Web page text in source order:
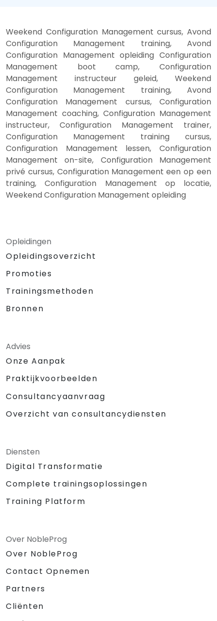
Weekend Configuration Management cursus, Avond
Configuration Management training, Avond
Configuration Management opleiding Configuration
Management boot camp, Configuration
Management instructeur geleid, Weekend
Configuration Management training, Avond
Configuration Management cursus, Configuration
Management coaching, Configuration Management
instructeur, Configuration Management trainer,
Configuration Management training cursus,
Configuration Management lessen, Configuration
Management on-site, Configuration Management
privé cursus, Configuration Management een op een
training, Configuration Management op locatie,
Weekend Configuration Management opleiding
Opleidingen
Opleidingsoverzicht
Promoties
Trainingsmethoden
Bronnen
Advies
Onze Aanpak
Praktijkvoorbeelden
Consultancyaanvraag
Overzicht van consultancydiensten
Diensten
Digital Transformatie
Complete trainingsoplossingen
Training Platform
Over NobleProg
Over NobleProg
Contact Opnemen
Partners
Cliënten